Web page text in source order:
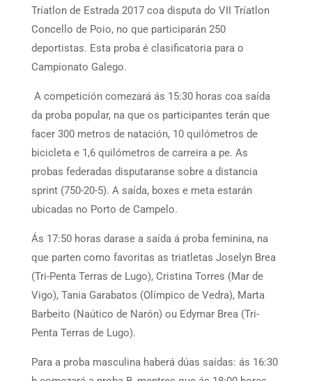
Tríatlon de Estrada 2017 coa disputa do VII Tríatlon
Concello de Poio, no que participarán 250
deportistas. Esta proba é clasificatoria para o
Campionato Galego.
A competición comezará ás 15:30 horas coa saída
da proba popular, na que os participantes terán que
facer 300 metros de natación, 10 quilómetros de
bicicleta e 1,6 quilómetros de carreira a pe. As
probas federadas disputaranse sobre a distancia
sprint (750-20-5). A saída, boxes e meta estarán
ubicadas no Porto de Campelo.
Ás 17:50 horas darase a saída á proba feminina, na
que parten como favoritas as triatletas Joselyn Brea
(Tri-Penta Terras de Lugo), Cristina Torres (Mar de
Vigo), Tania Garabatos (Olímpico de Vedra), Marta
Barbeito (Naútico de Narón) ou Edymar Brea (Tri-
Penta Terras de Lugo).
Para a proba masculina haberá dúas saídas: ás 16:30